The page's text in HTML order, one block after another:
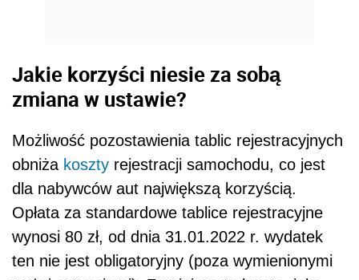
Jakie korzyści niesie za sobą
zmiana w ustawie?
Możliwość pozostawienia tablic rejestracyjnych
obniża koszty rejestracji samochodu, co jest
dla nabywców aut największą korzyścią.
Opłata za standardowe tablice rejestracyjne
wynosi 80 zł, od dnia 31.01.2022 r. wydatek
ten nie jest obligatoryjny (poza wymienionymi